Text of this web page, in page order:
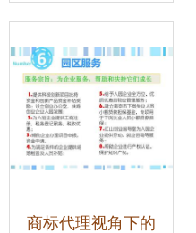
商标代理视角下的